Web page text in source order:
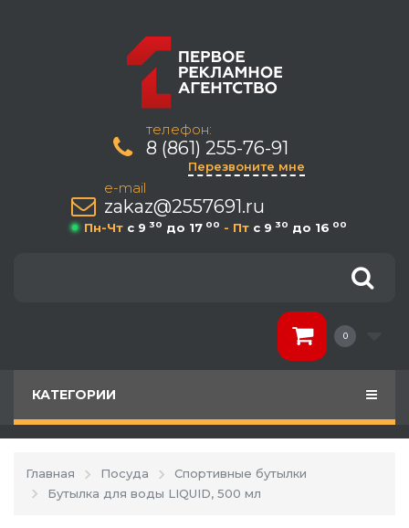
телефон:
8 (861) 255-76-91
Перезвоните мне
e-mail
zakaz@2557691.ru
Пн-Чт c 9 30 до 17 00 - Пт c 9 30 до 16 00
0
КАТЕГОРИИ
Главная Посуда
Спортивные бутылки
Бутылка для воды LIQUID, 500 мл